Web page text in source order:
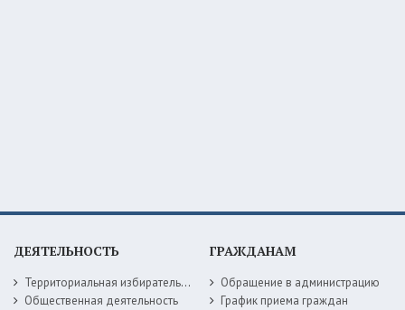
ДЕЯТЕЛЬНОСТЬ
Территориальная избирательная комиссия
Общественная деятельность
ГРАЖДАНАМ
Обращение в администрацию
График приема граждан